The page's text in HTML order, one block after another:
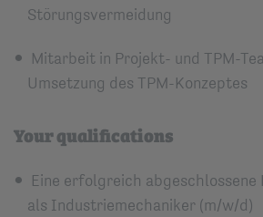
Störungsvermeidung
Mitarbeit in Projekt- und TPM-
Umsetzung des TPM-Konzeptes
Your qualifications
Eine erfolgreich abgeschlossene
als Industriemechaniker (m/w/d)